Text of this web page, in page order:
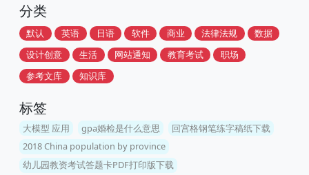
分类
默认 英语 日语 软件 商业 法律法规
数据
设计创意
生活 网站通知 教育考试
职场
参考文库
知识库
标签
大模型 应用 gpa婚检是什么意思
回宫格钢笔练字稿纸下载
2018 China population by province
幼儿园教资考试答题卡PDF打印版下载